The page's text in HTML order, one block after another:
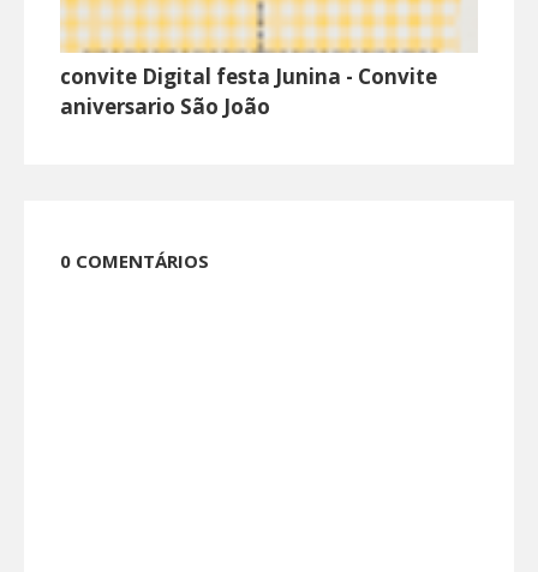
convite Digital festa Junina - Convite
aniversario São João
0 COMENTÁRIOS